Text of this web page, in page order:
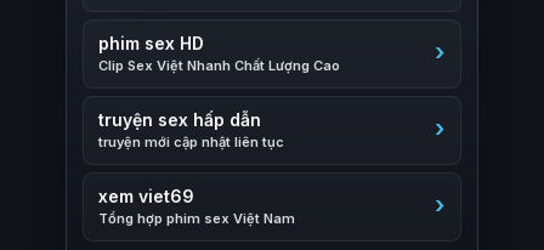
phim sex HD
Clip Sex Việt Nhanh Chất Lượng Cao
truyện sex hấp dẫn
truyện mới cập nhật liên tục
xem viet69
Tổng hợp phim sex Việt Nam